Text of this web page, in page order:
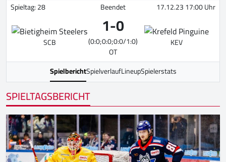
Spieltag: 28 Beendet 17.12.23 17:00 Uhr
SCB
1-0
(0:0;0:0;0:0/1:0)
OT
KEV
SpielberichtSpielverlaufLineupSpielerstats
SPIELTAGSBERICHT